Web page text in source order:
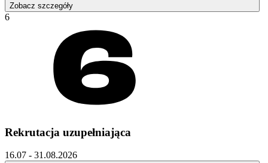
Zobacz szczegóły
6
Rekrutacja uzupełniająca
16.07 - 31.08.2026